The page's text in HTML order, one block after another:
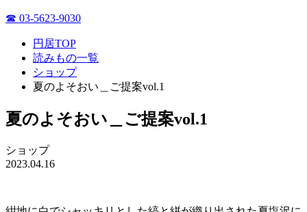
☎ 03-5623-9030
円居TOP
読みもの一覧
ショップ
夏のよそおい＿ご提案vol.1
夏のよそおい＿ご提案vol.1
ショップ
2023.04.16